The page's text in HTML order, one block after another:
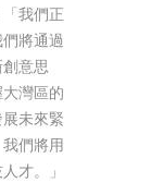
我們正
將通過
意思
灣區的
未來緊
們將用
才。」